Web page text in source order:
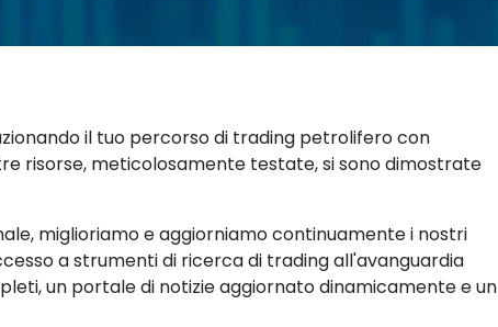
il tuo percorso di trading petrolifero con
risorse, meticolosamente testate, si sono dimostrate
miglioriamo e aggiorniamo continuamente i nostri
a strumenti di ricerca di trading all'avanguardia
un portale di notizie aggiornato dinamicamente e un